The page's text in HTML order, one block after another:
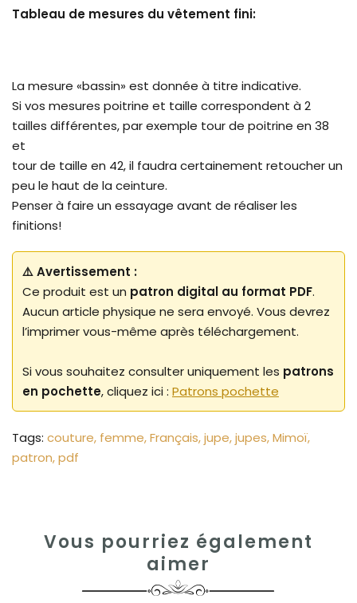
Tableau de mesures du vêtement fini:
La mesure «bassin» est donnée à titre indicative.
Si vos mesures poitrine et taille correspondent à 2
tailles différentes, par exemple tour de poitrine en 38
et
tour de taille en 42, il faudra certainement retoucher un
peu le haut de la ceinture.
Penser à faire un essayage avant de réaliser les
finitions!
⚠️ Avertissement :
Ce produit est un patron digital au format PDF.
Aucun article physique ne sera envoyé. Vous devrez
l’imprimer vous-même après téléchargement.
Si vous souhaitez consulter uniquement les patrons
en pochette, cliquez ici : Patrons pochette
Tags: couture femme Français jupe jupes Mimoï
patron pdf
Vous pourriez également
aimer